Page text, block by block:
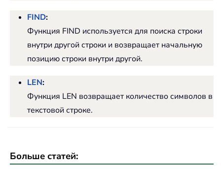
FIND:
Функция FIND используется для поиска строки
внутри другой строки и возвращает начальную
позицию строки внутри другой.
LEN:
Функция LEN возвращает количество символов в
текстовой строке.
Больше статей: